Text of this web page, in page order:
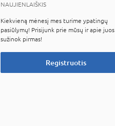
NAUJIENLAIŠKIS
Kiekvieną mėnesį mes turime ypatingų
pasiūlymų! Prisijunk prie mūsų ir apie juos
sužinok pirmas!
Registruotis